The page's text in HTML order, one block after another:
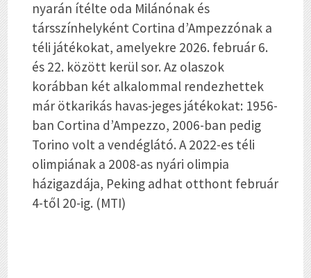
nyarán ítélte oda Milánónak és
társszínhelyként Cortina d’Ampezzónak a
téli játékokat, amelyekre 2026. február 6.
és 22. között kerül sor. Az olaszok
korábban két alkalommal rendezhettek
már ötkarikás havas-jeges játékokat: 1956-
ban Cortina d’Ampezzo, 2006-ban pedig
Torino volt a vendéglátó. A 2022-es téli
olimpiának a 2008-as nyári olimpia
házigazdája, Peking adhat otthont február
4-től 20-ig. (MTI)